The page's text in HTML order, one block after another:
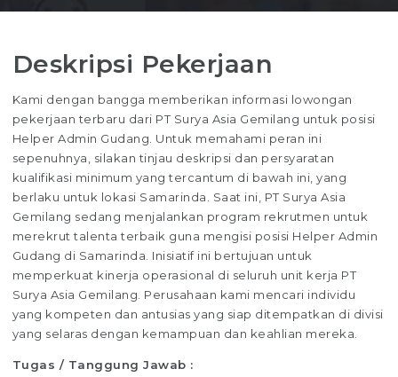
Deskripsi Pekerjaan
Kami dengan bangga memberikan informasi lowongan
pekerjaan terbaru dari PT Surya Asia Gemilang untuk posisi
Helper Admin Gudang. Untuk memahami peran ini
sepenuhnya, silakan tinjau deskripsi dan persyaratan
kualifikasi minimum yang tercantum di bawah ini, yang
berlaku untuk lokasi Samarinda. Saat ini, PT Surya Asia
Gemilang sedang menjalankan program rekrutmen untuk
merekrut talenta terbaik guna mengisi posisi Helper Admin
Gudang di Samarinda. Inisiatif ini bertujuan untuk
memperkuat kinerja operasional di seluruh unit kerja PT
Surya Asia Gemilang. Perusahaan kami mencari individu
yang kompeten dan antusias yang siap ditempatkan di divisi
yang selaras dengan kemampuan dan keahlian mereka.
Tugas / Tanggung Jawab :